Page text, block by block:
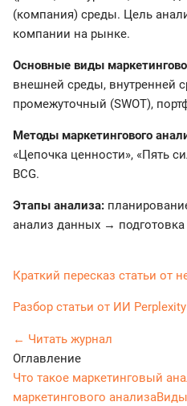
(компания) среды. Цель
компании на рынке.
Основные виды
внешней среды, внутренней
промежуточный (SWOT),
Методы маркетингового
«Цепочка ценности», «Пять
BCG.
Этапы анализа:
анализ данных → подготовка
Краткий пересказ статьи от
Разбор статьи от ИИ Perplexity
← Читать журнал
Оглавление
Что такое маркетинговый
маркетингового анализа